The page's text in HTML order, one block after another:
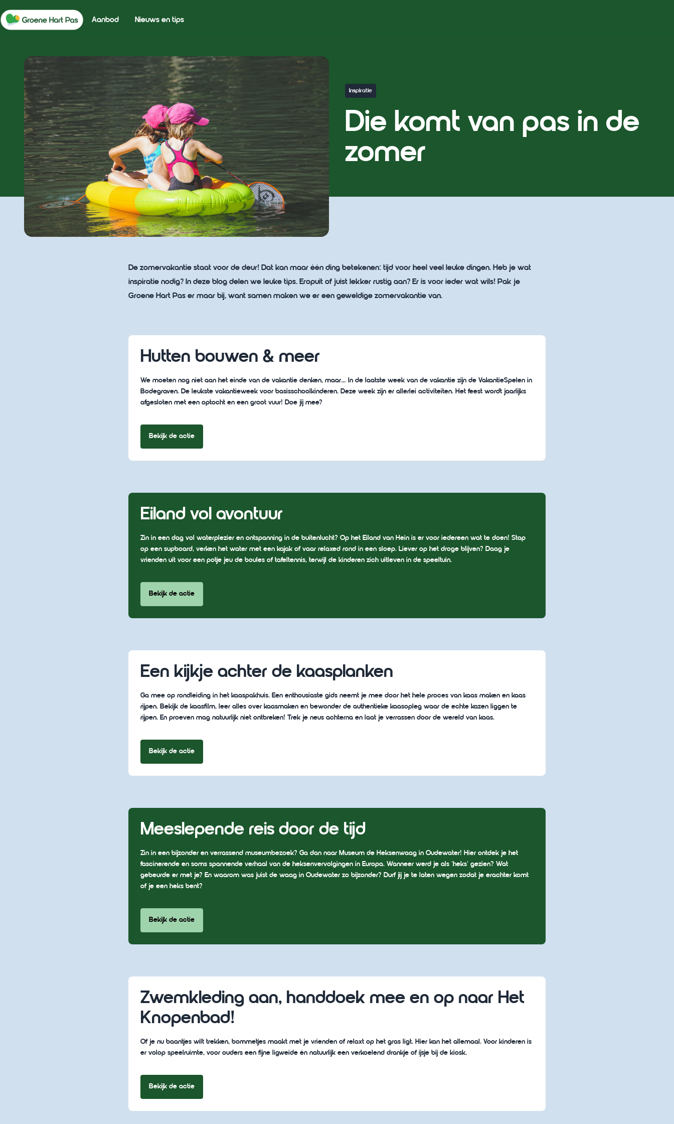
Aanbod Nieuws en tips
Inspiratie
Die komt van pas in de
zomer
De zomervakantie staat voor de deur! Dat kan maar één ding betekenen: tijd voor heel veel leuke dingen. Heb je wat
inspiratie nodig? In deze blog delen we leuke tips. Eropuit of juist lekker rustig aan? Er is voor ieder wat wils! Pak je
Groene Hart Pas er maar bij, want samen maken we er een geweldige zomervakantie van.
Hutten bouwen & meer
We moeten nog niet aan het einde van de vakantie denken, maar… In de laatste week van de vakantie zijn de VakantieSpelen in
Bodegraven. De leukste vakantieweek voor basisschoolkinderen. Deze week zijn er allerlei activiteiten. Het feest wordt jaarlijks
afgesloten met een optocht en een groot vuur! Doe jij mee?
Bekijk de actie
Eiland vol avontuur
Zin in een dag vol waterplezier en ontspanning in de buitenlucht? Op het Eiland van Hein is er voor iedereen wat te doen! Stap
op een supboard, verken het water met een kajak of vaar relaxed rond in een sloep. Liever op het droge blijven? Daag je
vrienden uit voor een potje jeu de boules of tafeltennis, terwijl de kinderen zich uitleven in de speeltuin.
Bekijk de actie
Een kijkje achter de kaasplanken
Ga mee op rondleiding in het kaaspakhuis. Een enthousiaste gids neemt je mee door het hele proces van kaas maken en kaas
rijpen. Bekijk de kaasfilm, leer alles over kaasmaken en bewonder de authentieke kaasopleg waar de echte kazen liggen te
rijpen. En proeven mag natuurlijk niet ontbreken! Trek je neus achterna en laat je verrassen door de wereld van kaas.
Bekijk de actie
Meeslepende reis door de tijd
Zin in een bijzonder en verrassend museumbezoek? Ga dan naar Museum de Heksenwaag in Oudewater! Hier ontdek je het
fascinerende en soms spannende verhaal van de heksenvervolgingen in Europa. Wanneer werd je als 'heks' gezien? Wat
gebeurde er met je? En waarom was juist de waag in Oudewater zo bijzonder? Durf jij je te laten wegen zodat je erachter komt
of je een heks bent?
Bekijk de actie
Zwemkleding aan, handdoek mee en op naar Het
Knopenbad!
Of je nu baantjes wilt trekken, bommetjes maakt met je vrienden of relaxt op het gras ligt. Hier kan het allemaal. Voor kinderen is
er volop speelruimte, voor ouders een fijne ligweide én natuurlijk een verkoelend drankje of ijsje bij de kiosk.
Bekijk de actie